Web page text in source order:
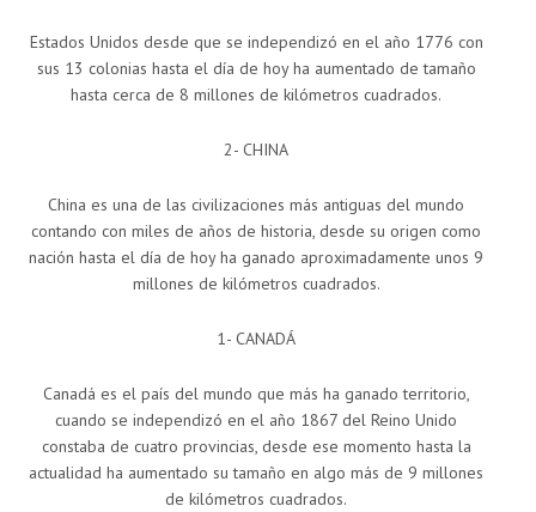
Estados Unidos desde que se independizó en el año 1776 con
sus 13 colonias hasta el día de hoy ha aumentado de tamaño
hasta cerca de 8 millones de kilómetros cuadrados.
2- CHINA
China es una de las civilizaciones más antiguas del mundo
contando con miles de años de historia, desde su origen como
nación hasta el día de hoy ha ganado aproximadamente unos 9
millones de kilómetros cuadrados.
1- CANADÁ
Canadá es el país del mundo que más ha ganado territorio,
cuando se independizó en el año 1867 del Reino Unido
constaba de cuatro provincias, desde ese momento hasta la
actualidad ha aumentado su tamaño en algo más de 9 millones
de kilómetros cuadrados.